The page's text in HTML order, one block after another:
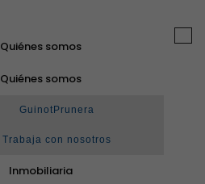
Quiénes somos
Quiénes somos
GuinotPrunera
Trabaja con nosotros
Inmobiliaria